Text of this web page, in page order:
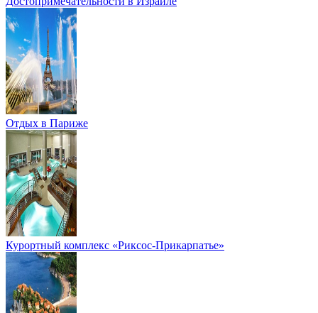
Отдых в Париже
Курортный комплекс «Риксос-Прикарпатье»